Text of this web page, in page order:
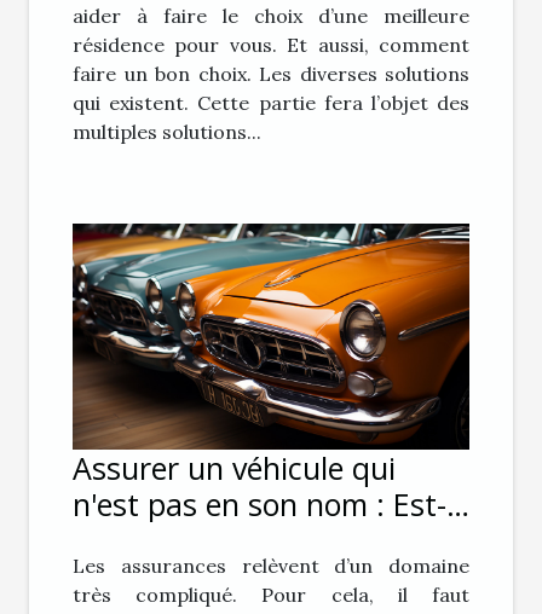
aider à faire le choix d’une meilleure
résidence pour vous. Et aussi, comment
faire un bon choix. Les diverses solutions
qui existent. Cette partie fera l’objet des
multiples solutions...
Assurer un véhicule qui
n'est pas en son nom : Est-
Les assurances relèvent d’un domaine
très compliqué. Pour cela, il faut